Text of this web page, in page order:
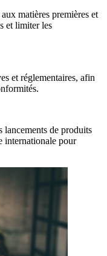
matières premières et
et limiter les
et réglementaires, afin
lancements de produits
internationale pour